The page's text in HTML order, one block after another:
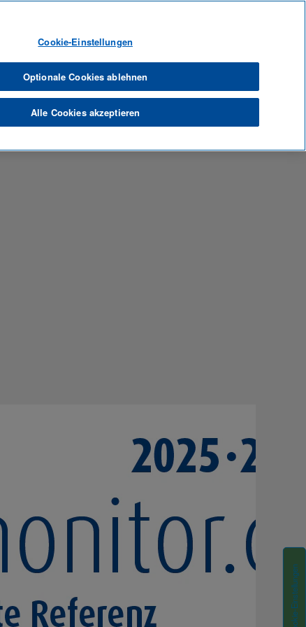
Cookie-Einstellungen
Cookie-Einstellungen
Optionale Cookies ablehnen
Alle Cookies akzeptieren